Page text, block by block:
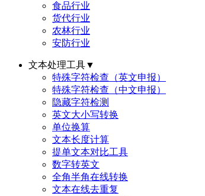
食品行业
货代行业
农林行业
安防行业
文本处理工具▼
特殊字符检查（英文申报）
特殊字符检查（中文申报）
隐藏字符检测
英文大小写转换
单位换算
文本长度计算
提单文本对比工具
数字转英文
全角半角在线转换
文本在线去重复